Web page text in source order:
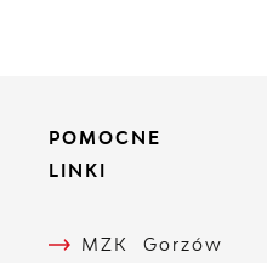
POMOCNE
LINKI
MZK Gorzów